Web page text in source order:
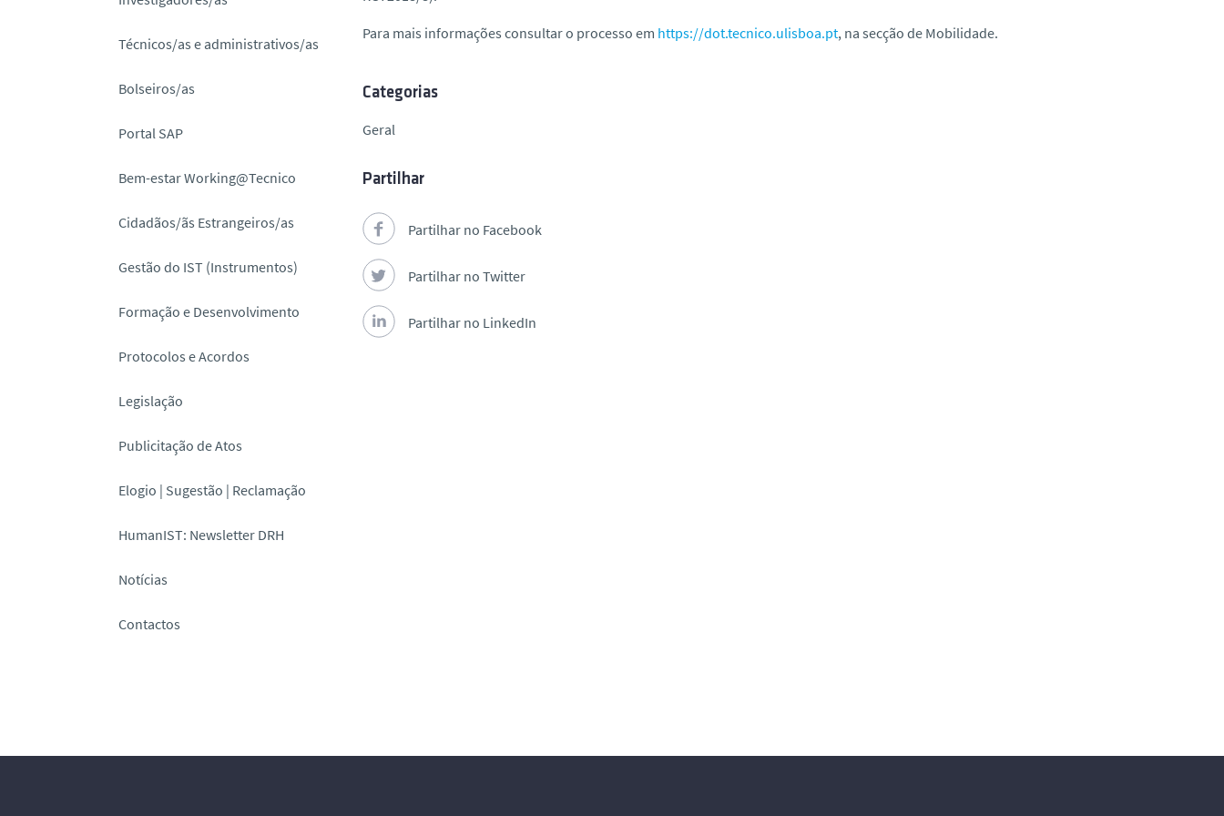
Técnicos/as e administrativos/as
Bolseiros/as
Portal SAP
Bem-estar Working@Tecnico
Cidadãos/ãs Estrangeiros/as
Gestão do IST (Instrumentos)
Formação e Desenvolvimento
Protocolos e Acordos
Legislação
Publicitação de Atos
Elogio | Sugestão | Reclamação
HumanIST: Newsletter DRH
Notícias
Contactos
Para mais informações consultar o processo em https://dot.tecnico.ulisboa.pt, na secção de Mobilidade.
Categorias
Geral
Partilhar
Partilhar no Facebook
Partilhar no Twitter
Partilhar no LinkedIn